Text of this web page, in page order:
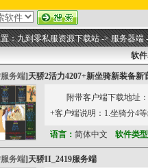
：九到零私服资源下载站->服务器端
软
务端] 天骄2活力4207+新坐骑新装备新
附带客户端下载地址
+客户端说明：1.坐骑分4
语言： 简体中文 软件类型
务端] 天骄II_2419服务端